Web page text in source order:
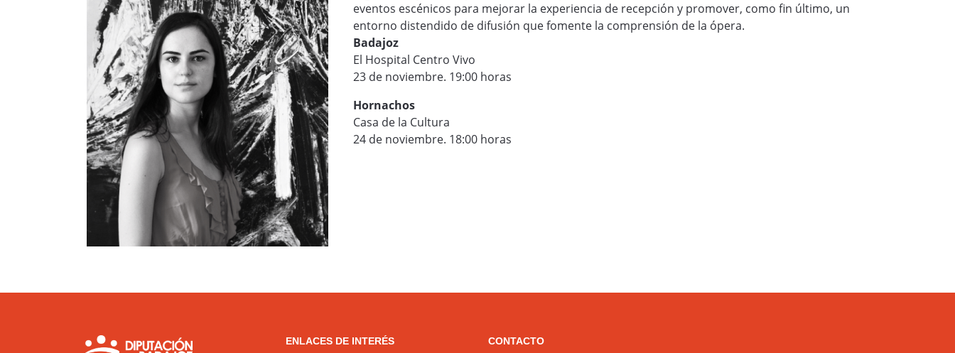
eventos escénicos para mejorar la experiencia de recepción y promover, como fin último, un
entorno distendido de difusión que fomente la comprensión de la ópera.
Badajoz
El Hospital Centro Vivo
23 de noviembre. 19:00 horas
Hornachos
Casa de la Cultura
24 de noviembre. 18:00 horas
ENLACES DE INTERÉS CONTACTO